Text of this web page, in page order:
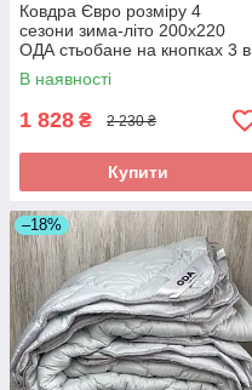
Ковдра Євро розміру 4
сезони зима-літо 200х220
ОДА стьобане на кнопках 3 в
1, Колір - Бирюзовый
В наявності
1 828 ₴ 2 230 ₴
Купити
–18%